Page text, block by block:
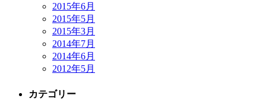
2015年6月
2015年5月
2015年3月
2014年7月
2014年6月
2012年5月
カテゴリー